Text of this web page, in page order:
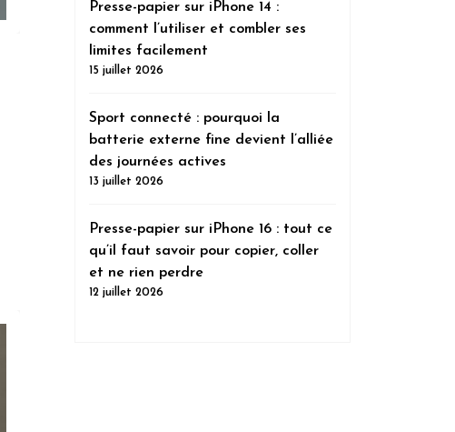
Presse-papier sur iPhone 14 :
comment l’utiliser et combler ses
limites facilement
15 juillet 2026
Sport connecté : pourquoi la
batterie externe fine devient l’alliée
des journées actives
13 juillet 2026
Presse-papier sur iPhone 16 : tout ce
qu’il faut savoir pour copier, coller
et ne rien perdre
12 juillet 2026